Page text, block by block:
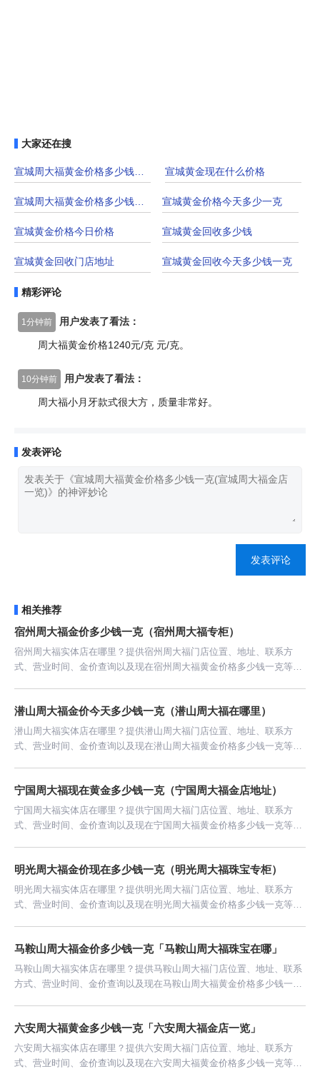
大家还在搜
宣城黄金现在什么价格
宣城黄金价格今天多少一克
宣城黄金价格今日价格 宣城黄金回收多少钱
宣城黄金回收门店地址 宣城黄金回收今天多少钱一克
精彩评论
1分钟前 用户发表了看法：
周大福黄金价格1240元/克 元/克。
10分钟前 用户发表了看法：
周大福小月牙款式很大方，质量非常好。
发表评论
发表评论
相关推荐
宿州周大福金价多少钱一克（宿州周大福专柜）
宿州周大福实体店在哪里？提供宿州周大福门店位置、地址、联系方
式、营业时间、金价查询以及现在宿州周大福黄金价格多少钱一克等信
潜山周大福金价今天多少钱一克（潜山周大福在哪里）
潜山周大福实体店在哪里？提供潜山周大福门店位置、地址、联系方
式、营业时间、金价查询以及现在潜山周大福黄金价格多少钱一克等信
宁国周大福现在黄金多少钱一克（宁国周大福金店地址）
宁国周大福实体店在哪里？提供宁国周大福门店位置、地址、联系方
式、营业时间、金价查询以及现在宁国周大福黄金价格多少钱一克等信
明光周大福金价现在多少钱一克（明光周大福珠宝专柜）
明光周大福实体店在哪里？提供明光周大福门店位置、地址、联系方
式、营业时间、金价查询以及现在明光周大福黄金价格多少钱一克等信
马鞍山周大福金价多少钱一克「马鞍山周大福珠宝在哪」
马鞍山周大福实体店在哪里？提供马鞍山周大福门店位置、地址、联系
方式、营业时间、金价查询以及现在马鞍山周大福黄金价格多少钱一克
六安周大福黄金多少钱一克「六安周大福金店一览」
六安周大福实体店在哪里？提供六安周大福门店位置、地址、联系方
式、营业时间、金价查询以及现在六安周大福黄金价格多少钱一克等信